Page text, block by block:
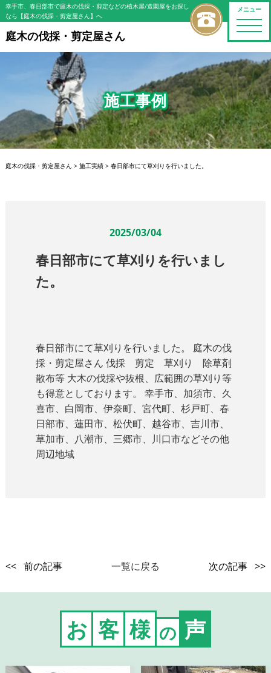
メニュー
toggle
幸手市、春日部市で庭木の伐採・剪定などの植木屋/造園屋をお探し
なら【庭木の伐採・剪定屋さん】へ
庭木の伐採・剪定屋さん
施工事例
庭木の伐採・剪定屋さん > 施工実績> 春日部市にて草刈りを行いました。
2025/03/04
春日部市にて草刈りを行いまし
た。
春日部市にて草刈りを行いました。 庭木の伐
採・剪定屋さん 伐採 剪定 草刈り 除草剤
散布等 大木の伐採や抜根、広範囲の草刈り等
も得意としております。 幸手市、加須市、久
喜市、白岡市、伊奈町、宮代町、杉戸町、春
日部市、蓮田市、松伏町、越谷市、吉川市、
草加市、八潮市、三郷市、川口市などその他
周辺地域
<< 前の記事 一覧に戻る 次の記事 >>
お 客 様 の 声